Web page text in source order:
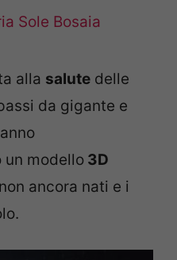
Sole Bosaia
alla salute delle
da gigante e
un modello 3D
ancora nati e i